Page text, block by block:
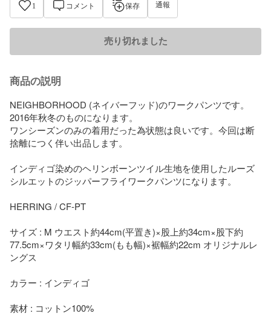
1 コメント 保存 通報
売り切れました
商品の説明
NEIGHBORHOOD (ネイバーフッド)のワークパンツです。
2016年秋冬のものになります。
ワンシーズンのみの着用だった為状態は良いです。今回は断
捨離につく伴い出品します。
インディゴ染めのヘリンボーンツイル生地を使用したルーズ
シルエットのジッパーフライワークパンツになります。
HERRING / CF-PT
サイズ : M ウエスト約44cm(平置き)×股上約34cm×股下約
77.5cm×ワタリ幅約33cm(もも幅)×裾幅約22cm オリジナルレ
ングス
カラー : インディゴ
素材 : コットン100%